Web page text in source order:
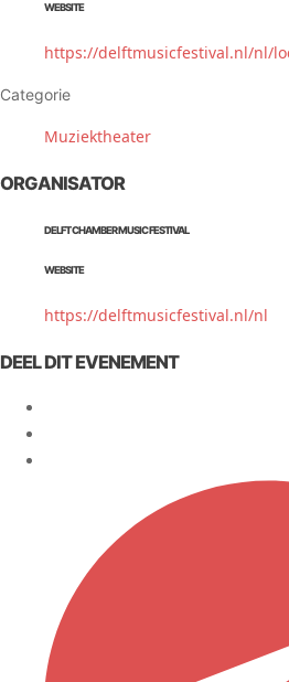
WEBSITE
https://delftmusicfestival.nl/nl/
Categorie
Muziektheater
ORGANISATOR
DELFT CHAMBER MUSIC FESTIVAL
WEBSITE
https://delftmusicfestival.nl/nl
DEEL DIT EVENEMENT